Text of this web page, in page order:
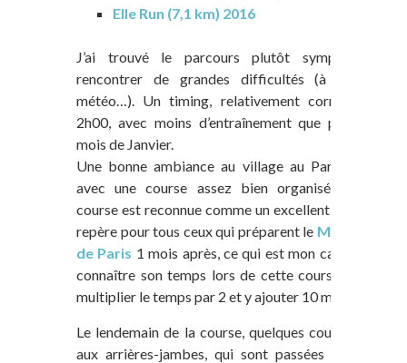
Elle Run (7,1 km) 2016
J’ai trouvé le parcours plutôt sympa, sans
rencontrer de grandes difficultés (à part la
météo…). Un timing, relativement correcte de
2h00, avec moins d’entraînement que prévu au
mois de Janvier.
Une bonne ambiance au village au Parc Floral,
avec une course assez bien organisée. Cette
course est reconnue comme un excellent point de
repère pour tous ceux qui préparent le Marathon
de Paris 1 mois après, ce qui est mon cas… Pour
connaître son temps lors de cette course, il faut
multiplier le temps par 2 et y ajouter 10 minutes.
Le lendemain de la course, quelques courbatures
aux arrières-jambes, qui sont passées dans les